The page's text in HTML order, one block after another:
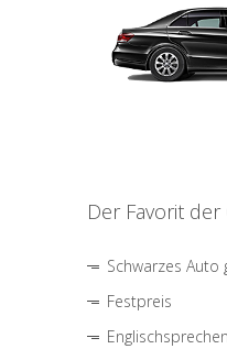
Der Favorit
Schwarzes Auto
Festpreis